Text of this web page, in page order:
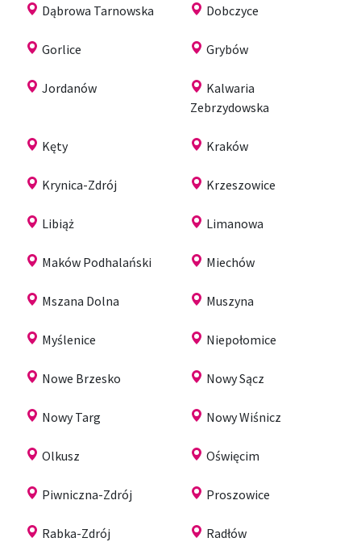
Dąbrowa Tarnowska Dobczyce
Gorlice Grybów
Jordanów
Kalwaria
Zebrzydowska
Kęty Kraków
Krynica-Zdrój Krzeszowice
Libiąż Limanowa
Maków Podhalański Miechów
Mszana Dolna Muszyna
Myślenice Niepołomice
Nowe Brzesko Nowy Sącz
Nowy Targ Nowy Wiśnicz
Olkusz Oświęcim
Piwniczna-Zdrój Proszowice
Rabka-Zdrój Radłów